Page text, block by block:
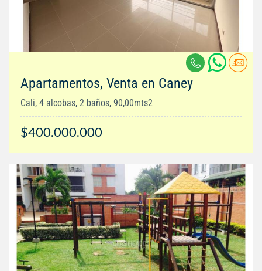
Apartamentos, Venta en Caney
Cali, 4 alcobas, 2 baños, 90,00mts2
$400.000.000